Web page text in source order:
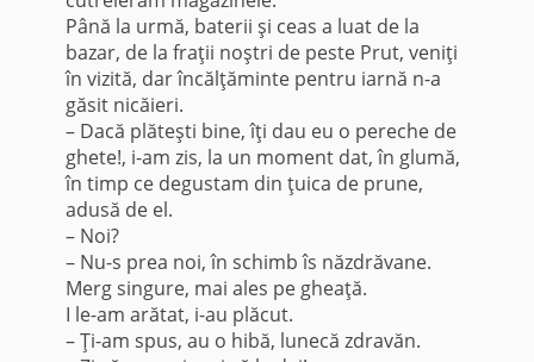
Până la urmă, baterii şi ceas a luat de la
bazar, de la fraţii noştri de peste Prut, veniţi
în vizită, dar încălţăminte pentru iarnă n-a
găsit nicăieri.
– Dacă plăteşti bine, îţi dau eu o pereche de
ghete!, i-am zis, la un moment dat, în glu­mă,
în timp ce degustam din ţuica de prune,
adusă de el.
– Noi?
– Nu-s prea noi, în schimb îs năzdrăvane.
Merg singure, mai ales pe gheaţă.
I le-am arătat, i-au plăcut.
– Ţi-am spus, au o hibă, lunecă zdravăn.